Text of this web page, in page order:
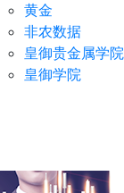
黄金
非农数据
皇御贵金属学院
皇御学院